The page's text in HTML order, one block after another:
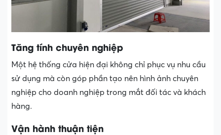
Tăng tính chuyên nghiệp
Một hệ thống cửa hiện đại không chỉ phục vụ nhu cầu
sử dụng mà còn góp phần tạo nên hình ảnh chuyên
nghiệp cho doanh nghiệp trong mắt đối tác và khách
hàng.
Vận hành thuận tiện